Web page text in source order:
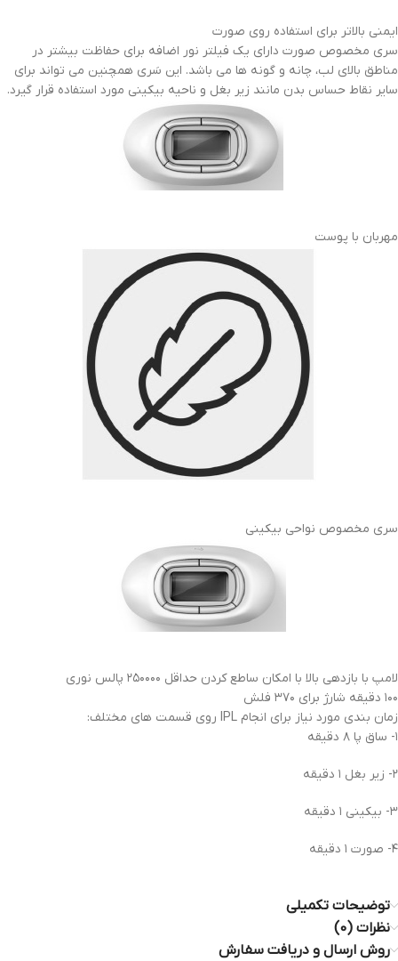
ایمنی بالاتر برای استفاده روی صورت
سری مخصوص صورت دارای یک فیلتر نور اضافه برای حفاظت بیشتر در
مناطق بالای لب، چانه و گونه ها می باشد. این سَری همچنین می تواند برای
سایر نقاط حساس بدن مانند زیر بغل و ناحیه بیکینی مورد استفاده قرار گیرد.
مهربان با پوست
سری مخصوص نواحی بیکینی
لامپ با بازدهی بالا با امکان ساطع کردن حداقل ۲۵۰۰۰۰ پالس نوری
۱۰۰ دقیقه شارژ برای ۳۷۰ فلش
زمان بندی مورد نیاز برای انجام IPL روی قسمت های مختلف:
۱- ساق پا ۸ دقیقه
۲- زیر بغل ۱ دقیقه
۳- بیکینی ۱ دقیقه
۴- صورت ۱ دقیقه
توضیحات تکمیلی
نظرات (0)
روش ارسال و دریافت سفارش